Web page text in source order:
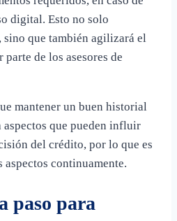
digital. Esto no solo
que también agilizará el
de los asesores de
mantener un buen historial
que pueden influir
del crédito, por lo que es
continuamente.
paso para